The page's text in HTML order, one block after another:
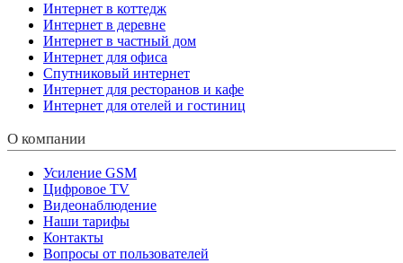
Интернет в коттедж
Интернет в деревне
Интернет в частный дом
Интернет для офиса
Спутниковый интернет
Интернет для ресторанов и кафе
Интернет для отелей и гостиниц
О компании
Усиление GSM
Цифровое TV
Видеонаблюдение
Наши тарифы
Контакты
Вопросы от пользователей